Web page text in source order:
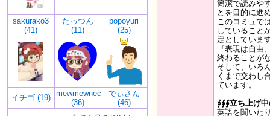
sakurako3
(41)
たっつん
(11)
popoyuri
(25)
イチゴ (19)
mewmewneco
(36)
でぃさん
(46)
簡潔で読みや
とを目的に進
このコミュで
していること
定としていま
『表現は自由
終わることが
そして、いろ
くまで交わし
ています。
∮∮∮立ち上げ
英語を聞いた